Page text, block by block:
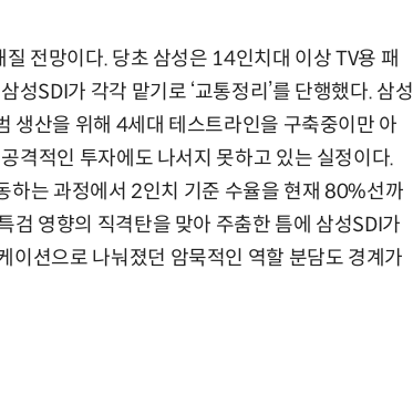
전망이다. 당초 삼성은 14인치대 이상 TV용 패
SDI가 각각 맡기로 ‘교통정리’를 단행했다. 삼성
생산을 위해 4세대 테스트라인을 구축중이만 아
격적인 투자에도 나서지 못하고 있는 실정이다.
하는 과정에서 2인치 기준 수율을 현재 80%선까
검 영향의 직격탄을 맞아 주춤한 틈에 삼성SDI가
이션으로 나눠졌던 암묵적인 역할 분담도 경계가